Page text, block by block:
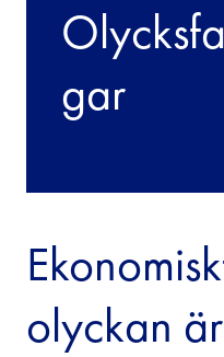
gar
olyckan